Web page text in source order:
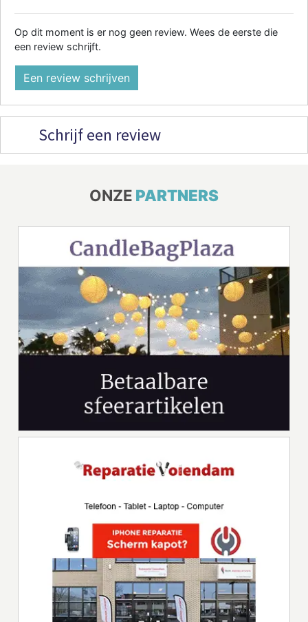
Op dit moment is er nog geen review. Wees de eerste die
een review schrijft.
Een review schrijven
Schrijf een review
ONZE PARTNERS